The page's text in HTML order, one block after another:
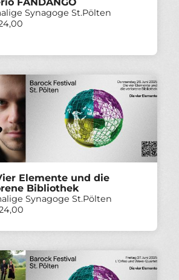
Synagoge St.Pölten
Elemente und die
Bibliothek
Synagoge St.Pölten